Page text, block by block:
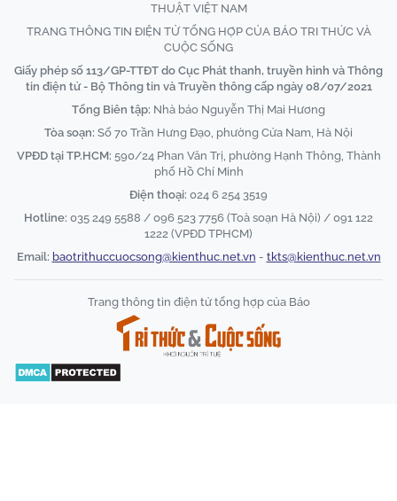
THUẬT VIỆT NAM
TRANG THÔNG TIN ĐIỆN TỬ TỔNG HỢP CỦA BÁO TRI THỨC VÀ
CUỘC SỐNG
Giấy phép số 113/GP-TTĐT do Cục Phát thanh, truyền hình và Thông
tin điện tử - Bộ Thông tin và Truyền thông cấp ngày 08/07/2021
Tổng Biên tập: Nhà báo Nguyễn Thị Mai Hương
Tòa soạn: Số 70 Trần Hưng Đạo, phường Cửa Nam, Hà Nội
VPĐD tại TP.HCM: 590/24 Phan Văn Trị, phường Hạnh Thông, Thành
phố Hồ Chí Minh
Điện thoại: 024 6 254 3519
Hotline: 035 249 5588 / 096 523 7756 (Toà soạn Hà Nội) / 091 122
1222 (VPĐD TPHCM)
Email: baotrithuccuocsong@kienthuc.net.vn - tkts@kienthuc.net.vn
Trang thông tin điện tử tổng hợp của Báo